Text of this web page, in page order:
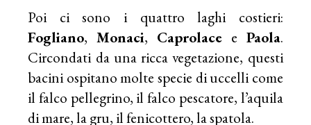
Poi ci sono i quattro laghi costieri:
Fogliano, Monaci, Caprolace e Paola.
Circondati da una ricca vegetazione, questi
bacini ospitano molte specie di uccelli come
il falco pellegrino, il falco pescatore, l’aquila
di mare, la gru, il fenicottero, la spatola.